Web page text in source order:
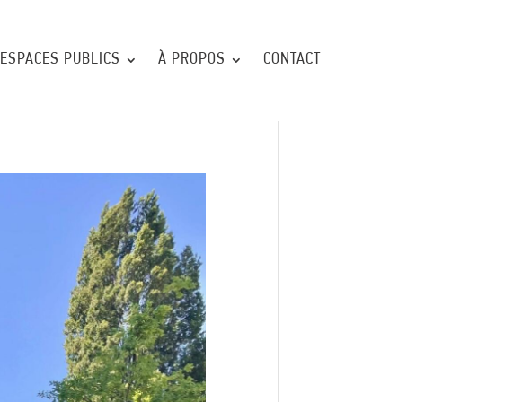
ESPACES PUBLICS À PROPOS CONTACT